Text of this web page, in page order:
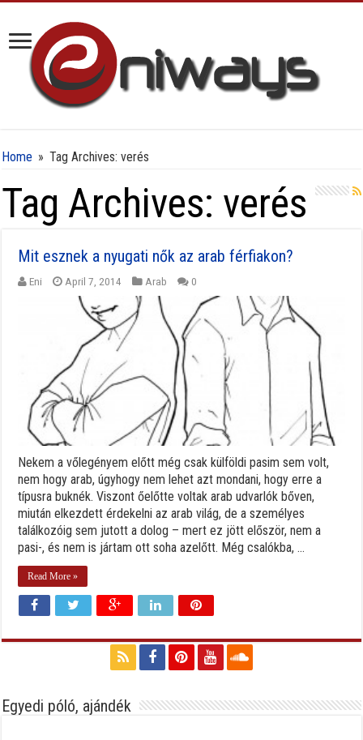
Home » Tag Archives: verés
Tag Archives: verés
Mit esznek a nyugati nők az arab férfiakon?
Eni April 7, 2014 Arab 0
Nekem a vőlegényem előtt még csak külföldi pasim sem volt,
nem hogy arab, úgyhogy nem lehet azt mondani, hogy erre a
típusra buknék. Viszont őelőtte voltak arab udvarlók bőven,
miután elkezdett érdekelni az arab világ, de a személyes
találkozóig sem jutott a dolog – mert ez jött először, nem a
pasi-, és nem is jártam ott soha azelőtt. Még csalókba, ...
Read More »
Egyedi póló, ajándék